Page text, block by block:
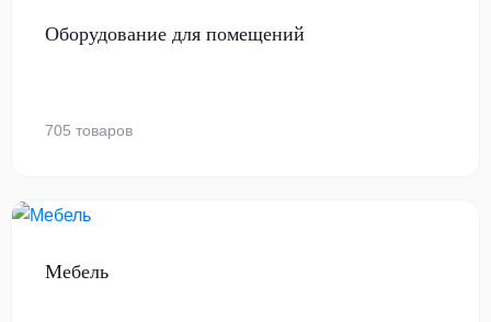
Оборудование для помещений
705 товаров
Мебель